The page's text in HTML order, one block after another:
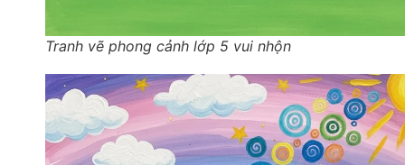
Tranh vẽ phong cảnh lớp 5 vui nhộn